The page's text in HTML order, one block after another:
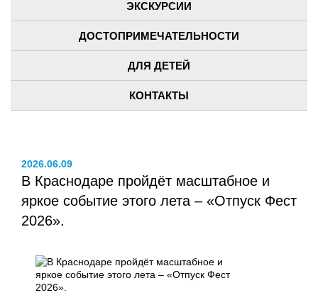
ЭКСКУРСИИ
ДОСТОПРИМЕЧАТЕЛЬНОСТИ
ДЛЯ ДЕТЕЙ
КОНТАКТЫ
2026.06.09
В Краснодаре пройдёт масштабное и
яркое событие этого лета – «Отпуск Фест
2026».